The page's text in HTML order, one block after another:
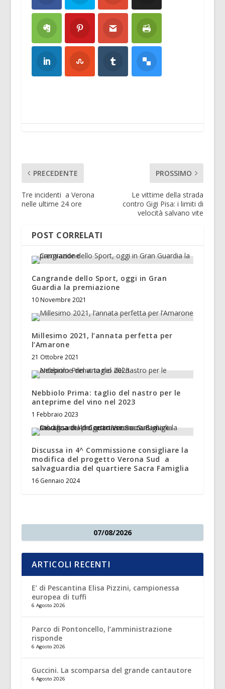
PRECEDENTE
Tre incidenti a Verona
nelle ultime 24 ore
PROSSIMO
Le vittime della strada
contro Gigi Pisa: i limiti di
velocità salvano vite
POST CORRELATI
Cangrande dello Sport, oggi in Gran
Guardia la premiazione
10 Novembre 2021
Millesimo 2021, l’annata perfetta per
l’Amarone
21 Ottobre 2021
Nebbiolo Prima: taglio del nastro per le
anteprime del vino nel 2023
1 Febbraio 2023
Discussa in 4^ Commissione consigliare la
modifica del progetto Verona Sud a
salvaguardia del quartiere Sacra Famiglia
16 Gennaio 2024
07/08/2026
ARTICOLI RECENTI
E’ di Pescantina Elisa Pizzini, campionessa
europea di tuffi
6 Agosto 2026
Parco di Pontoncello, l’amministrazione
risponde
6 Agosto 2026
Guccini. La scomparsa del grande cantautore
6 Agosto 2026